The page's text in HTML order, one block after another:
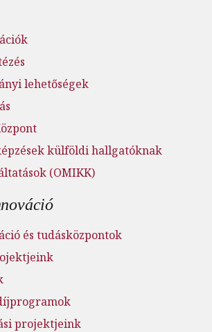
lehetőségek
külföldi hallgatóknak
(OMIKK)
és tudásközpontok
projektjeink